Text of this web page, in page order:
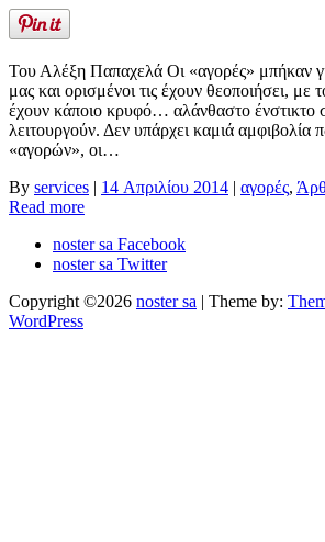
Του Αλέξη Παπαχελά Οι «αγορές» μπήκαν
μας και ορισμένοι τις έχουν θεοποιήσει, με
έχουν κάποιο κρυφό… αλάνθαστο ένστικτο
λειτουργούν. Δεν υπάρχει καμιά αμφιβολία
«αγορών», οι…
By services | 14 Απριλίου 2014 | αγορές,
Read more
noster sa Facebook
noster sa Twitter
Copyright ©2026 noster sa | Theme by:
WordPress